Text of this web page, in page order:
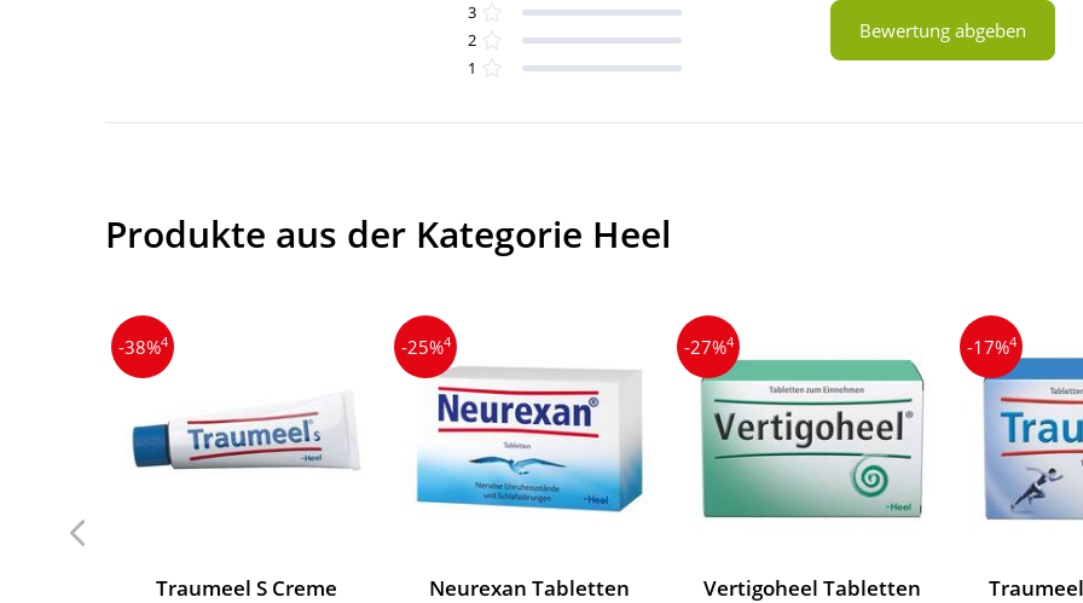
3
2
1
Bewertung abgeben
Produkte aus der Kategorie Heel
-38%4
Traumeel S Creme
-25%4
Neurexan Tabletten
-27%4
Vertigoheel Tabletten
-17%4